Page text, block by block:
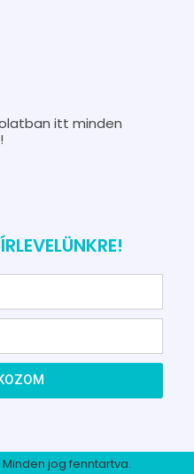
itt minden
jog fenntartva.​